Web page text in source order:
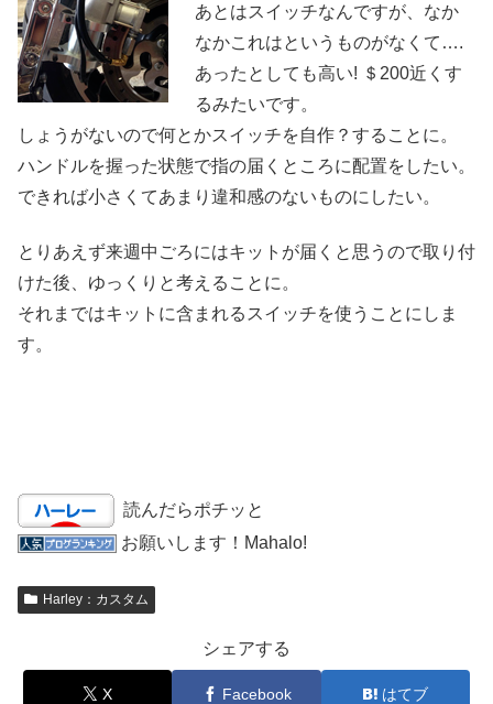
あとはスイッチなんですが、なか
なかこれはというものがなくて….
あったとしても高い! ＄200近くす
るみたいです。
しょうがないので何とかスイッチを自作？することに。
ハンドルを握った状態で指の届くところに配置をしたい。
できれば小さくてあまり違和感のないものにしたい。
とりあえず来週中ごろにはキットが届くと思うので取り付
けた後、ゆっくりと考えることに。
それまではキットに含まれるスイッチを使うことにしま
す。
読んだらポチッと
お願いします！Mahalo!
Harley：カスタム
シェアする
X Facebook はてブ